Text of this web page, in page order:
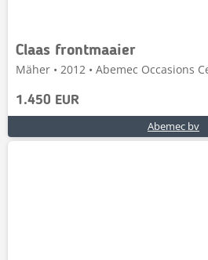
Claas frontmaaier
Mäher • 2012 • Abemec Occasions
1.450 EUR
Abemec bv